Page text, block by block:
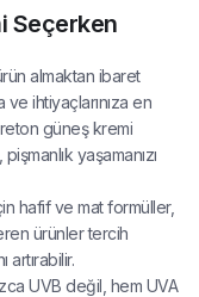
Seçerken
almaktan ibaret
ve ihtiyaçlarınıza en
güneş kremi
yaşamanızı
hafif ve mat formüller,
ürünler tercih
artırabilir.
UVB değil, hem UVA